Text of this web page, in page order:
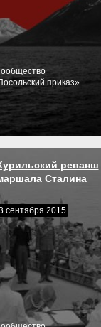
приказ»
реванш
Сталина
сентября 2015